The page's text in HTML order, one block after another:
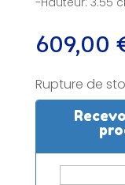
609,00
Rupture de